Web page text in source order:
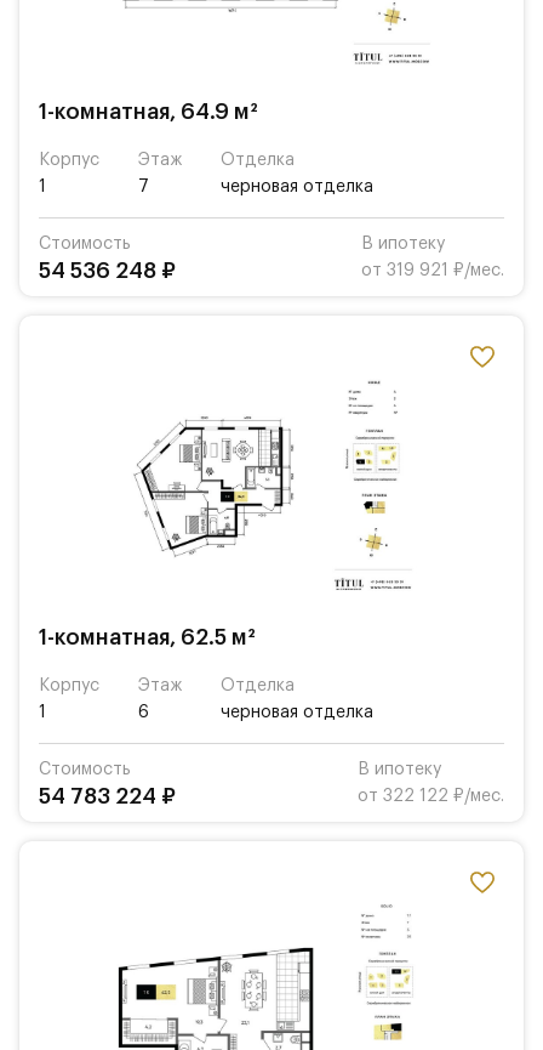
1-комнатная, 64.9 м²
Корпус
1
Этаж
7
Отделка
черновая отделка
Стоимость
54 536 248 ₽
В ипотеку
от 319 921 ₽/мес.
1-комнатная, 62.5 м²
Корпус
1
Этаж
6
Отделка
черновая отделка
Стоимость
54 783 224 ₽
В ипотеку
от 322 122 ₽/мес.